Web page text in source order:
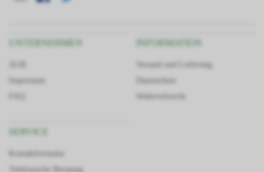
UNTERNEHMEN
Impressum
INFORMATION
Versand und Lieferung
Datenschutz
Widerrufsrecht
Kontaktformular
Telefonische Beratung